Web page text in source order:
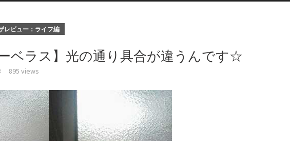
レビュー：ライフ編
ーベラス】光の通り具合が違うんです☆
895 views